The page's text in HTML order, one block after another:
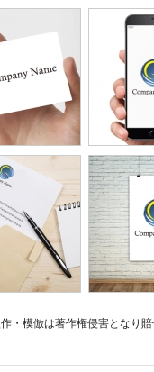
・模倣は著作権侵害となり